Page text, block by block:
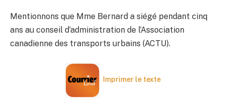
Mentionnons que Mme Bernard a siégé pendant cinq
ans au conseil d’administration de l’Association
canadienne des transports urbains (ACTU).
Imprimer le texte